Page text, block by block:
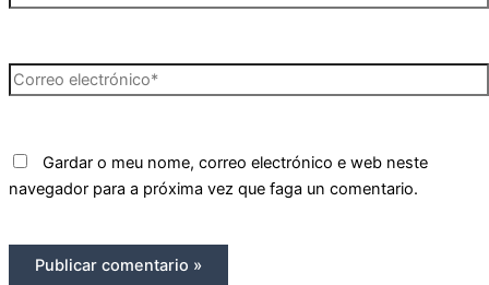
Correo
electrónico*
Gardar o meu nome, correo electrónico e web neste
navegador para a próxima vez que faga un comentario.